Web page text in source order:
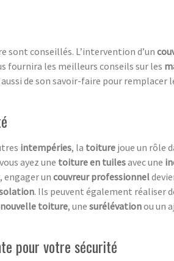
sont conseillés. L’intervention d’un
fournira les meilleurs conseils sur les
de son savoir-faire pour remplacer
intempéries, la toiture joue un rôle
ayez une toiture en tuilesavec une
engager un couvreur professionnel
. Ils peuvent également réaliser
nouvelle toiture, une surélévationou un
pour votre sécurité